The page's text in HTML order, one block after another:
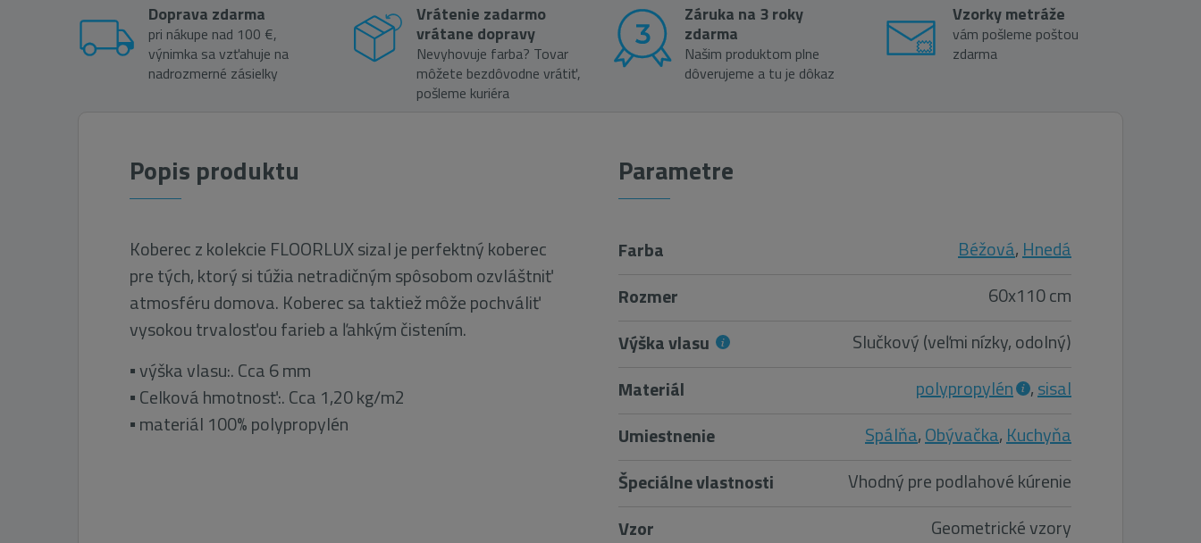
Doprava zdarma
pri nákupe nad 100 €,
výnimka sa vzťahuje na
nadrozmerné zásielky
Vrátenie zadarmo
vrátane dopravy
Nevyhovuje farba? Tovar
môžete bezdôvodne vrátiť,
pošleme kuriéra
Záruka na 3 roky
zdarma
Našim produktom plne
dôverujeme a tu je dôkaz
Vzorky metráže
vám pošleme poštou
zdarma
Popis produktu
Koberec z kolekcie FLOORLUX sizal je perfektný koberec
pre tých, ktorý si túžia netradičným spôsobom ozvláštniť
atmosféru domova. Koberec sa taktiež môže pochváliť
vysokou trvalosťou farieb a ľahkým čistením.
▪ výška vlasu:. Cca 6 mm
▪ Celková hmotnosť:. Cca 1,20 kg/m2
▪ materiál 100% polypropylén
Parametre
Farba Béžová,Hnedá
Rozmer
60x110 cm
Výška vlasu
Slučkový (veľmi nízky, odolný)
Materiál
polypropylén ,sisal
Umiestnenie
Spálňa,Obývačka,Kuchyňa
Špeciálne vlastnosti
Vhodný pre podlahové kúrenie
Vzor
Geometrické vzory